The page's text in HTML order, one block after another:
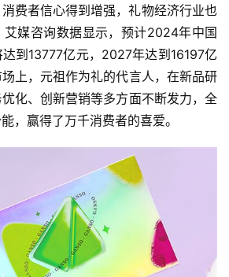
费者信心得到增强，礼物经济行业也
媒咨询数据显示，预计2024年中国
到13777亿元，2027年达到16197亿
上，元祖作为礼的代言人，在新品研
化、创新营销等多方面不断发力，全
，赢得了万千消费者的喜爱。